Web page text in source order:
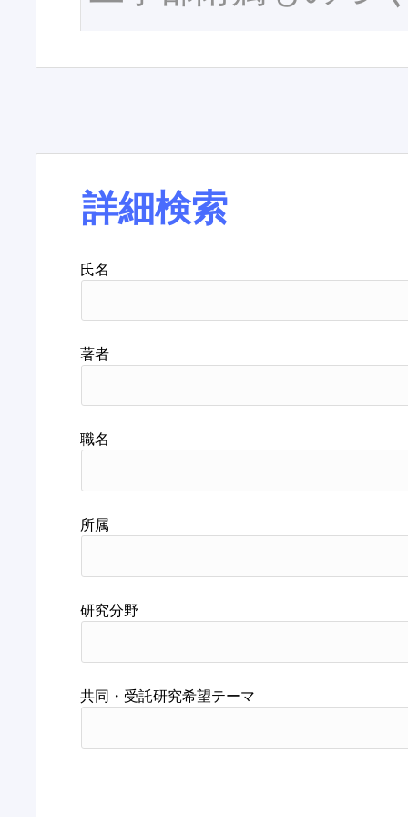
詳細検索
氏名
著者
職名
所属
研究分野
共同・受託研究希望テーマ